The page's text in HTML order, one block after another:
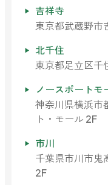
吉祥寺
東京都武蔵野市
北千住
東京都足立区
ノースポートモ
神奈川県横浜市
ト・モール 2F
市川
千葉県市川市鬼
2F